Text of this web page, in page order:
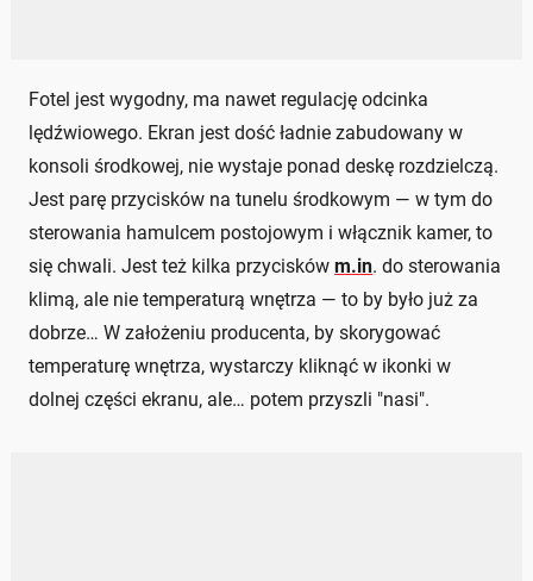
Fotel jest wygodny, ma nawet regulację odcinka
lędźwiowego. Ekran jest dość ładnie zabudowany w
konsoli środkowej, nie wystaje ponad deskę rozdzielczą.
Jest parę przycisków na tunelu środkowym — w tym do
sterowania hamulcem postojowym i włącznik kamer, to
się chwali. Jest też kilka przycisków m.in. do sterowania
klimą, ale nie temperaturą wnętrza — to by było już za
dobrze… W założeniu producenta, by skorygować
temperaturę wnętrza, wystarczy kliknąć w ikonki w
dolnej części ekranu, ale… potem przyszli "nasi".